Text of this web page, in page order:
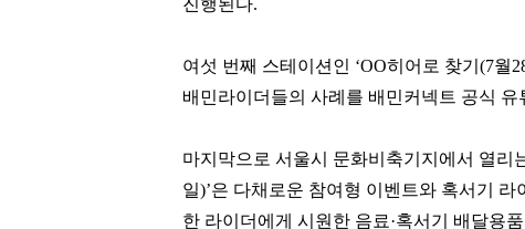
슈가
방탄소년단
한남리버힐
DL
단독주택
신
진행된다.
여섯 번째 스테이션인 ‘OO히어로 찾기(7월
배민라이더들의 사례를 배민커넥트 공식
마지막으로 서울시 문화비축기지에서 열리
일)’은 다채로운 참여형 이벤트와 혹서기
한 라이더에게 시원한 음료·혹서기 배달용